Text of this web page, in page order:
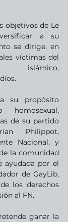
objetivos de Le
a su
se dirige, en
víctimas del
islámico,
su propósito
de su partido
Philippot,
Nacional, y
la comunidad
ayudada por el
de GayLib,
los derechos
al FN.
ganar la